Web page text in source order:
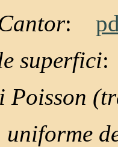
:
superfici
uniforme